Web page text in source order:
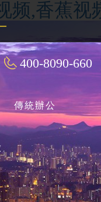
频,香蕉视
400-8090-660
傳統辦公